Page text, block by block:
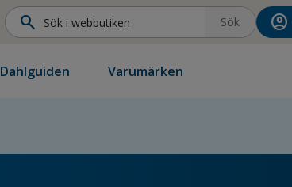
search Sök account_circle
Dahlguiden Varumärken